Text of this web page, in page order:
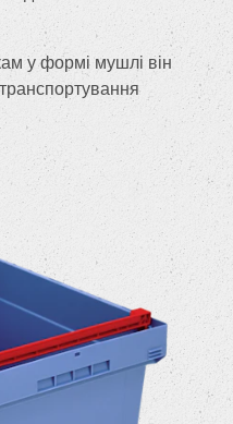
у формі мушлі він